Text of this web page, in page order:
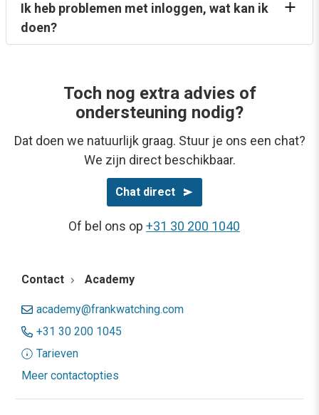
Ik heb problemen met inloggen, wat kan ik
doen?
Toch nog extra advies of
ondersteuning nodig?
Dat doen we natuurlijk graag. Stuur je ons een chat?
We zijn direct beschikbaar.
Chat direct
Of bel ons op +31 30 200 1040
Contact Academy
academy@frankwatching.com
+31 30 200 1045
Tarieven
Meer contactopties